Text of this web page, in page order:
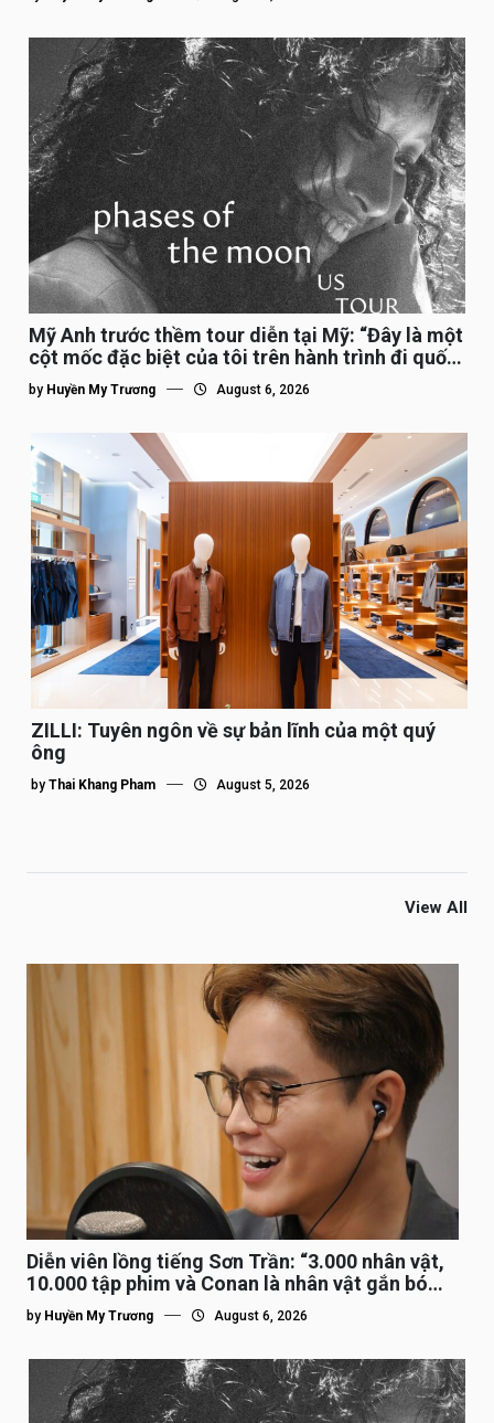
Mỹ Anh trước thềm tour diễn tại Mỹ: “Đây là một
cột mốc đặc biệt của tôi trên hành trình đi quốc
tế”
by Huyền My Trương August 6, 2026
ZILLI: Tuyên ngôn về sự bản lĩnh của một quý
ông
by Thai Khang Pham August 5, 2026
View All
Diễn viên lồng tiếng Sơn Trần: “3.000 nhân vật,
10.000 tập phim và Conan là nhân vật gắn bó
lâu nhất”
by Huyền My Trương August 6, 2026